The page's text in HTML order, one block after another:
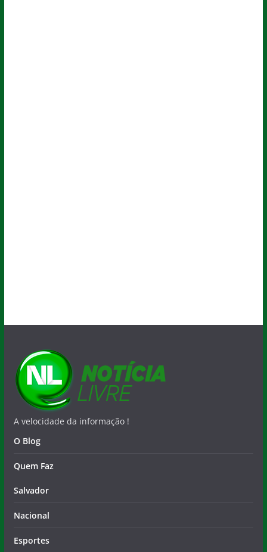
A velocidade da informação !
O Blog
Quem Faz
Salvador
Nacional
Esportes